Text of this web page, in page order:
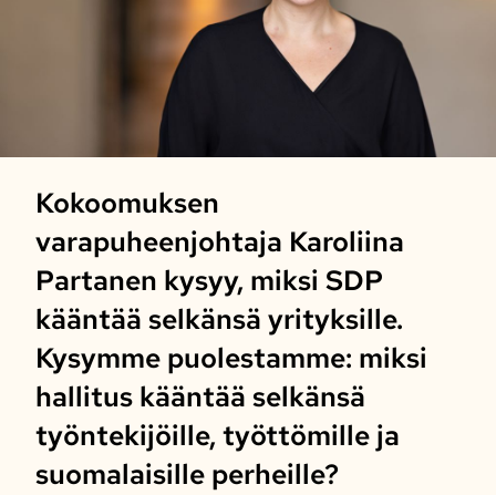
Kokoomuksen
varapuheenjohtaja Karoliina
Partanen kysyy, miksi SDP
kääntää selkänsä yrityksille.
Kysymme puolestamme: miksi
hallitus kääntää selkänsä
työntekijöille, työttömille ja
suomalaisille perheille?